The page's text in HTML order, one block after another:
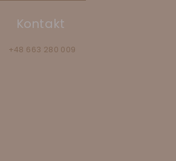
Kontakt
+48 663 280 009